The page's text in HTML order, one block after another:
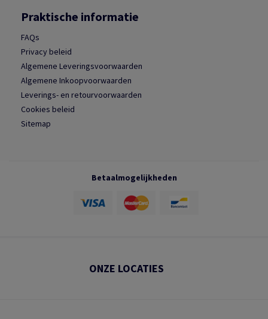
Praktische informatie
FAQs
Privacy beleid
Algemene Leveringsvoorwaarden
Algemene Inkoopvoorwaarden
Leverings- en retourvoorwaarden
Cookies beleid
Sitemap
Betaalmogelijkheden
ONZE LOCATIES